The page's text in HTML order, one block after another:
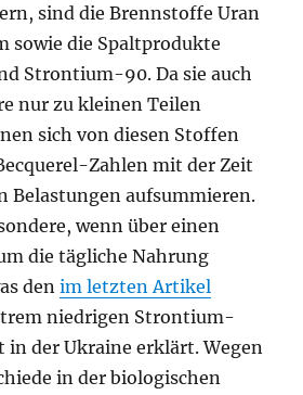
sind die Brennstoffe Uran
sowie die Spaltprodukte
Strontium-90. Da sie auch
nur zu kleinen Teilen
sich von diesen Stoffen
Zahlen mit der Zeit
Belastungen aufsummieren.
wenn über einen
die tägliche Nahrung
denim letzten Artikel
niedrigen Strontium-
der Ukraine erklärt. Wegen
in der biologischen